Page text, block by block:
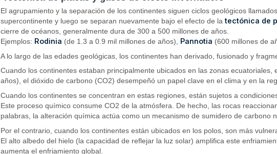
El agrupamiento y la separación de los continentes siguen ciclos geológicos llamados
supercontinente y luego se separan nuevamente bajo el efecto de latectónica de
cierre de océanos, generalmente dura de 300 a 500 millones de años.
Ejemplos: Rodinia (de 1.3 a 0.9 mil millones de años), Pannotia (600 millones de
A lo largo de las edades geológicas, los continentes han derivado, fusionado y
Cuando los continentes estaban principalmente ubicados en las zonas
años), el dióxido de carbono (CO2) desempeñó un papel clave en el clima y en la
Cuando los continentes se concentran en estas regiones, están sujetos a
Este proceso químico consume CO2 de la atmósfera. De hecho, las rocas
palabras, la alteración química actúa como un mecanismo de sumidero de
Por el contrario, cuando los continentes están ubicados en los polos, son más
El alto albedo del hielo (la capacidad de reflejar la luz solar) amplifica este
aumenta el enfriamiento global.